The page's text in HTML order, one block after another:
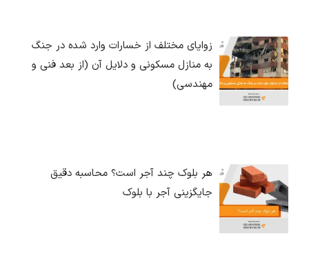
زوایای مختلف از خسارات وارد شده در جنگ
به منازل مسکونی و دلایل آن (از بعد فنی و
مهندسی)
هر بلوک چند آجر است؟ محاسبه دقیق
جایگزینی آجر با بلوک